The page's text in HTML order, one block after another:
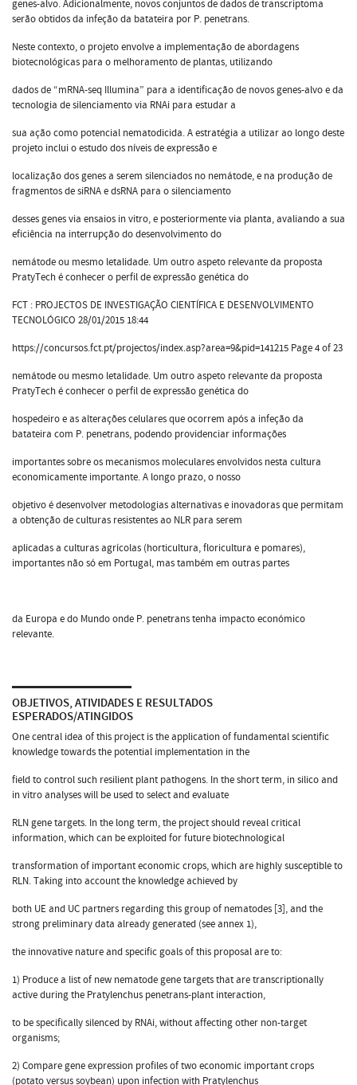
genes-alvo. Adicionalmente, novos conjuntos de dados de transcriptoma
serão obtidos da infeção da batateira por P. penetrans.
Neste contexto, o projeto envolve a implementação de abordagens
biotecnológicas para o melhoramento de plantas, utilizando
dados de “mRNA-seq Illumina” para a identificação de novos genes-alvo e da
tecnologia de silenciamento via RNAi para estudar a
sua ação como potencial nematodicida. A estratégia a utilizar ao longo deste
projeto inclui o estudo dos níveis de expressão e
localização dos genes a serem silenciados no nemátode, e na produção de
fragmentos de siRNA e dsRNA para o silenciamento
desses genes via ensaios in vitro, e posteriormente via planta, avaliando a sua
eficiência na interrupção do desenvolvimento do
nemátode ou mesmo letalidade. Um outro aspeto relevante da proposta
PratyTech é conhecer o perfil de expressão genética do
FCT : PROJECTOS DE INVESTIGAÇÃO CIENTÍFICA E DESENVOLVIMENTO
TECNOLÓGICO 28/01/2015 18:44
https://concursos.fct.pt/projectos/index.asp?area=9&pid=141215 Page 4 of 23
nemátode ou mesmo letalidade. Um outro aspeto relevante da proposta
PratyTech é conhecer o perfil de expressão genética do
hospedeiro e as alterações celulares que ocorrem após a infeção da
batateira com P. penetrans, podendo providenciar informações
importantes sobre os mecanismos moleculares envolvidos nesta cultura
economicamente importante. A longo prazo, o nosso
objetivo é desenvolver metodologias alternativas e inovadoras que permitam
a obtenção de culturas resistentes ao NLR para serem
aplicadas a culturas agrícolas (horticultura, floricultura e pomares),
importantes não só em Portugal, mas também em outras partes
da Europa e do Mundo onde P. penetrans tenha impacto económico
relevante.
OBJETIVOS, ATIVIDADES E RESULTADOS
ESPERADOS/ATINGIDOS
One central idea of this project is the application of fundamental scientific
knowledge towards the potential implementation in the
field to control such resilient plant pathogens. In the short term, in silico and
in vitro analyses will be used to select and evaluate
RLN gene targets. In the long term, the project should reveal critical
information, which can be exploited for future biotechnological
transformation of important economic crops, which are highly susceptible to
RLN. Taking into account the knowledge achieved by
both UE and UC partners regarding this group of nematodes [3], and the
strong preliminary data already generated (see annex 1),
the innovative nature and specific goals of this proposal are to:
1) Produce a list of new nematode gene targets that are transcriptionally
active during the Pratylenchus penetrans-plant interaction,
to be specifically silenced by RNAi, without affecting other non-target
organisms;
2) Compare gene expression profiles of two economic important crops
(potato versus soybean) upon infection with Pratylenchus